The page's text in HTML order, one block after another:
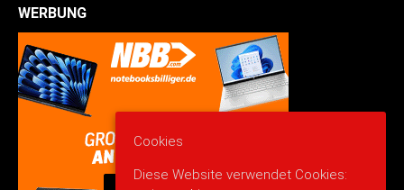
WERBUNG
Cookies
Diese Website verwendet Cookies: